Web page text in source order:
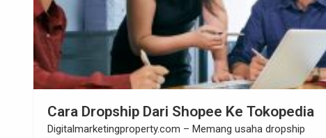
Cara Mendaftar Program Affiliate
Tokopedia